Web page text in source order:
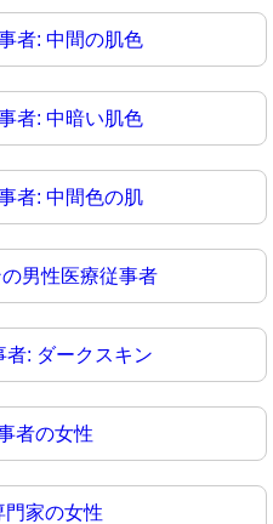
者: 中間の肌色
者: 中暗い肌色
者: 中間色の肌
男性医療従事者
者: ダークスキン
者の女性
門家の女性